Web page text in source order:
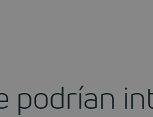
podrían